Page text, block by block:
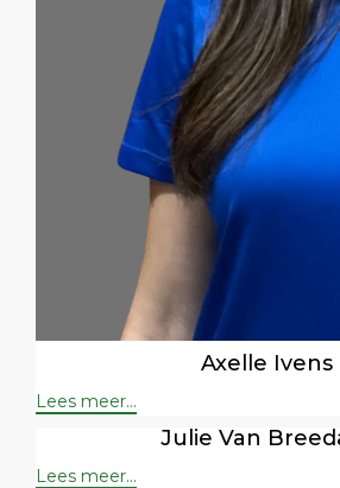
Axelle Ivens
Lees meer...
Julie Van
Lees meer...